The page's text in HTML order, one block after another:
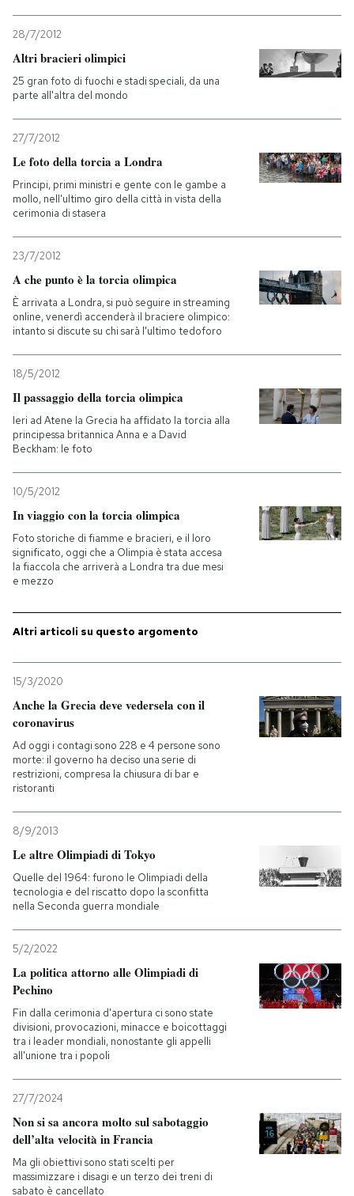
CALENDARIO
AREA PERSONALE
28/7/2012
Altri bracieri olimpici
25 gran foto di fuochi e stadi speciali, da una
parte all'altra del mondo
27/7/2012
Le foto della torcia a Londra
Principi, primi ministri e gente con le gambe a
mollo, nell'ultimo giro della città in vista della
cerimonia di stasera
23/7/2012
A che punto è la torcia olimpica
È arrivata a Londra, si può seguire in streaming
online, venerdì accenderà il braciere olimpico:
intanto si discute su chi sarà l'ultimo tedoforo
18/5/2012
Il passaggio della torcia olimpica
Ieri ad Atene la Grecia ha affidato la torcia alla
principessa britannica Anna e a David
Beckham: le foto
10/5/2012
In viaggio con la torcia olimpica
Foto storiche di fiamme e bracieri, e il loro
significato, oggi che a Olimpia è stata accesa
la fiaccola che arriverà a Londra tra due mesi
e mezzo
Altri articoli su questo argomento
15/3/2020
Anche la Grecia deve vedersela con il
coronavirus
Ad oggi i contagi sono 228 e 4 persone sono
morte: il governo ha deciso una serie di
restrizioni, compresa la chiusura di bar e
ristoranti
8/9/2013
Le altre Olimpiadi di Tokyo
Quelle del 1964: furono le Olimpiadi della
tecnologia e del riscatto dopo la sconfitta
nella Seconda guerra mondiale
5/2/2022
La politica attorno alle Olimpiadi di
Pechino
Fin dalla cerimonia d'apertura ci sono state
divisioni, provocazioni, minacce e boicottaggi
tra i leader mondiali, nonostante gli appelli
all'unione tra i popoli
27/7/2024
Non si sa ancora molto sul sabotaggio
dell’alta velocità in Francia
Ma gli obiettivi sono stati scelti per
massimizzare i disagi e un terzo dei treni di
sabato è cancellato